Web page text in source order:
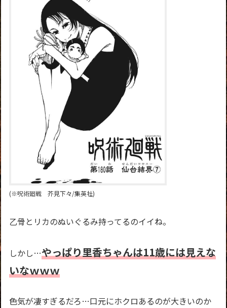
(※呪術廻戦 芥見下々/集英社)
乙骨とリカのぬいぐるみ持ってるのイイね。
しかし…やっぱり里香ちゃんは11歳には見えな
いなｗｗｗ
色気が凄すぎるだろ…口元にホクロあるのが大きいのか